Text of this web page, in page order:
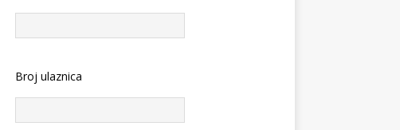
Broj ulaznica